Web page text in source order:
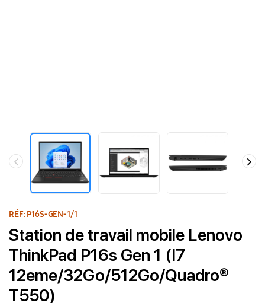
RÉF: P16S-GEN-1/1
Station de travail mobile Lenovo
ThinkPad P16s Gen 1 (I7
12eme/32Go/512Go/Quadro®
T550)